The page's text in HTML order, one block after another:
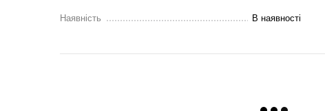
Наявність В наявності